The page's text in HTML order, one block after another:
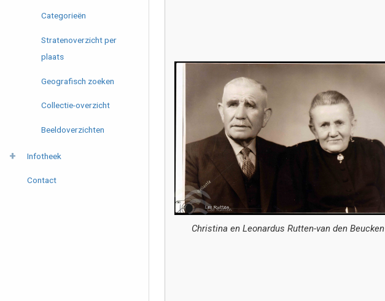
Categorieën
Stratenoverzicht per
plaats
Geografisch zoeken
Collectie-overzicht
Beeldoverzichten
Infotheek
Contact
Christina en Leonardus Rutten-van den Beucken